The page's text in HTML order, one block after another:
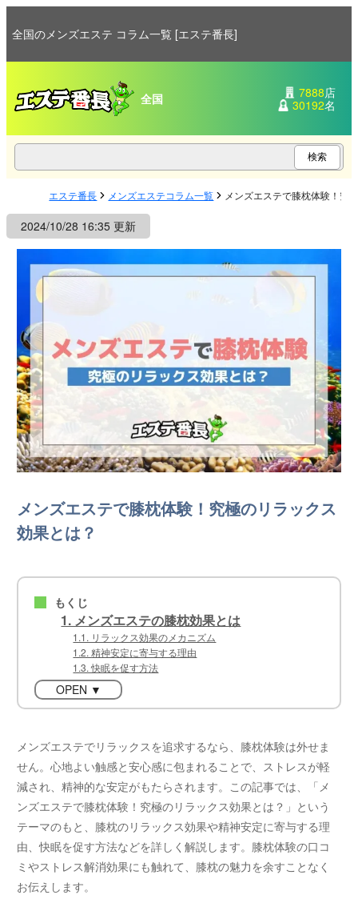
全国のメンズエステ コラム一覧 [エステ番長]
全国 7888店
30192名
エステ番長 メンズエステコラム一覧 メンズエステで膝枕体験！究
2024/10/28 16:35 更新
メンズエステで膝枕体験！究極のリラックス
効果とは？
■ もくじ
1. メンズエステの膝枕効果とは
1.1. リラックス効果のメカニズム
1.2. 精神安定に寄与する理由
1.3. 快眠を促す方法
OPEN ▼
メンズエステでリラックスを追求するなら、膝枕体験は外せま
せん。心地よい触感と安心感に包まれることで、ストレスが軽
減され、精神的な安定がもたらされます。この記事では、「メ
ンズエステで膝枕体験！究極のリラックス効果とは？」という
テーマのもと、膝枕のリラックス効果や精神安定に寄与する理
由、快眠を促す方法などを詳しく解説します。膝枕体験の口コ
ミやストレス解消効果にも触れて、膝枕の魅力を余すことなく
お伝えします。